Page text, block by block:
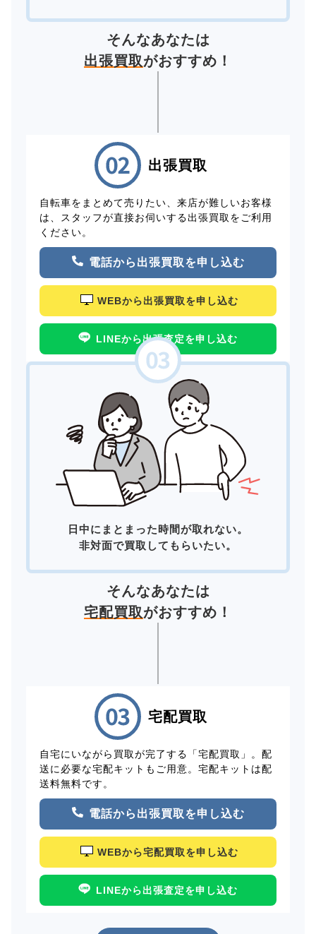
そんなあなたは
出張買取がおすすめ！
出張買取
自転車をまとめて売りたい、来店が難しいお客様
は、スタッフが直接お伺いする出張買取をご利用
ください。
電話から出張買取を申し込む
WEBから出張買取を申し込む
LINEから出張査定を申し込む
日中にまとまった時間が取れない。
非対面で買取してもらいたい。
そんなあなたは
宅配買取がおすすめ！
宅配買取
自宅にいながら買取が完了する「宅配買取」。配
送に必要な宅配キットもご用意。宅配キットは配
送料無料です。
電話から出張買取を申し込む
WEBから宅配買取を申し込む
LINEから出張査定を申し込む